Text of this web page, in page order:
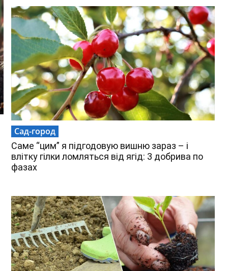
Сад-город
Саме “цим” я підгодовую вишню зараз – і
влітку гілки ломляться від ягід: 3 добрива по
фазах